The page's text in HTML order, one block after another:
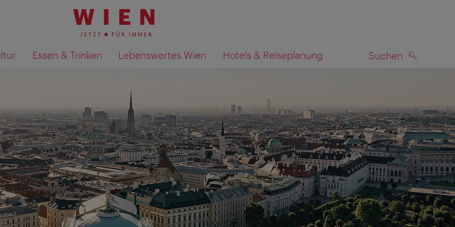
Essen & Trinken Lebenswertes Wien Hotels & Reiseplanung Suchen